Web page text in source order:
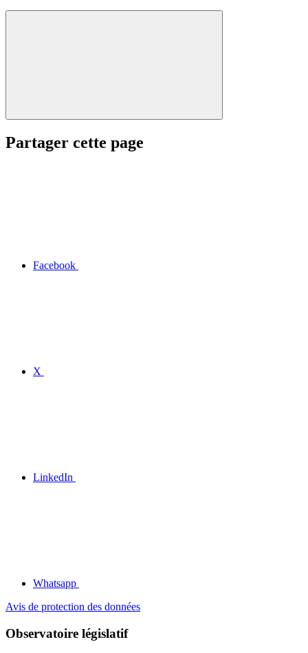
Partager cette page
Facebook
X
LinkedIn
Whatsapp
Avis de protection des données
Observatoire législatif